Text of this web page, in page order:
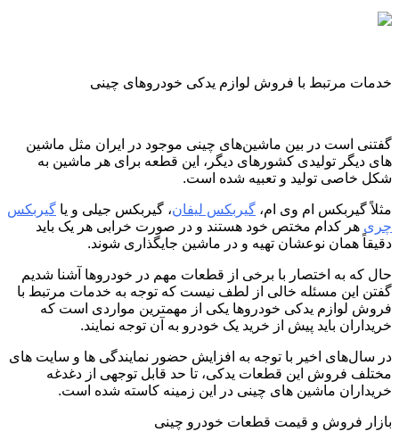
خدمات مرتبط با فروش لوازم یدکی خودروهای چینی
گفتنی است در بین ماشین‌های چینی موجود در ایران مثل ماشین
‌های دیگر تولیدی کشورهای دیگر، این قطعه برای هر ماشین به
شکل خاصی تولید و تعبیه شده است.
مثلاً گیربکس ام‌ وی ‌ام، گیربکس لیفان، گیربکس جیلی و یا گیربکس
چری هر کدام مختص خود هستند و در صورت خرابی هر یک باید
دقیقاً همان نوعشان تهیه و در ماشین جایگذاری شوند.
حال که به اختصار با برخی از قطعات مهم در خودروها آشنا شدیم
گفتن این مسئله خالی از لطف نیست که توجه به خدمات مرتبط با
فروش لوازم یدکی خودروها یکی از مهمترین مواردی است که
خریداران باید پیش از خرید یک خودرو به آن توجه نمایند.
در سال‌های اخیر با توجه به افزایش حضور نمایندگی‌ ها و سایت ‌های
مختلف فروش این قطعات یدکی، تا حد قابل توجهی از دغدغه‌
خریداران ماشین‌ های چینی در این زمینه کاسته شده است.
بازار فروش و قیمت قطعات خودرو چینی